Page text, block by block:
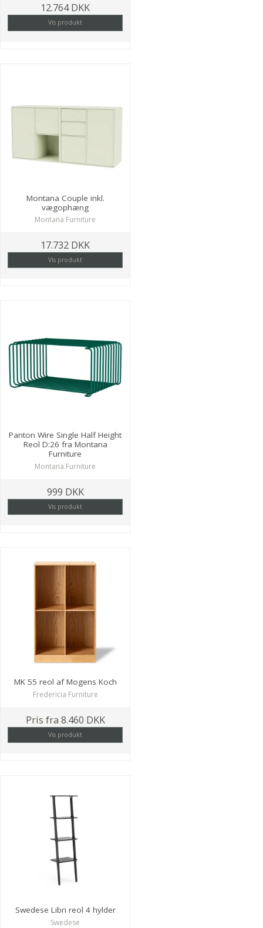
12.764 DKK
Vis produkt
Montana Couple inkl.
vægophæng
Montana Furniture
17.732 DKK
Vis produkt
Panton Wire Single Half Height
Reol D:26 fra Montana
Furniture
Montana Furniture
999 DKK
Vis produkt
MK 55 reol af Mogens Koch
Fredericia Furniture
Pris fra 8.460 DKK
Vis produkt
Swedese Libri reol 4 hylder
Swedese